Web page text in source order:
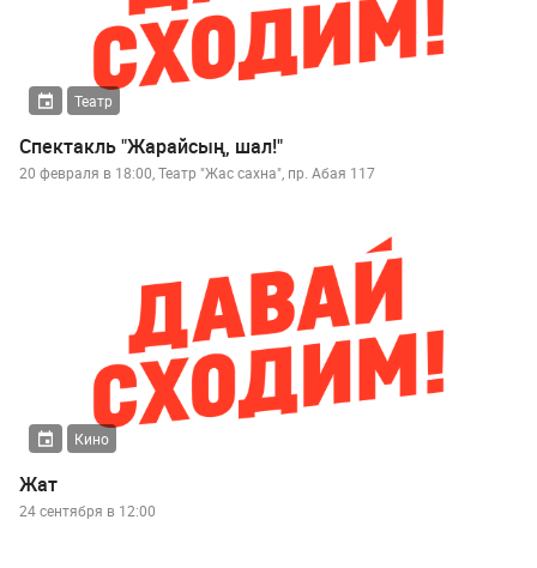
Театр
Спектакль "Жарайсың, шал!"
20 февраля в 18:00, Театр "Жас сахна", пр. Абая 117
Кино
Жат
24 сентября в 12:00